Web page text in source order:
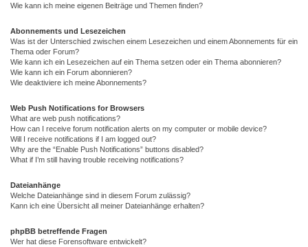
Wie kann ich meine eigenen Beiträge und Themen finden?
Abonnements und Lesezeichen
Was ist der Unterschied zwischen einem Lesezeichen und einem Abonnements für ein
Thema oder Forum?
Wie kann ich ein Lesezeichen auf ein Thema setzen oder ein Thema abonnieren?
Wie kann ich ein Forum abonnieren?
Wie deaktiviere ich meine Abonnements?
Web Push Notifications for Browsers
What are web push notifications?
How can I receive forum notification alerts on my computer or mobile device?
Will I receive notifications if I am logged out?
Why are the “Enable Push Notifications” buttons disabled?
What if I’m still having trouble receiving notifications?
Dateianhänge
Welche Dateianhänge sind in diesem Forum zulässig?
Kann ich eine Übersicht all meiner Dateianhänge erhalten?
phpBB betreffende Fragen
Wer hat diese Forensoftware entwickelt?